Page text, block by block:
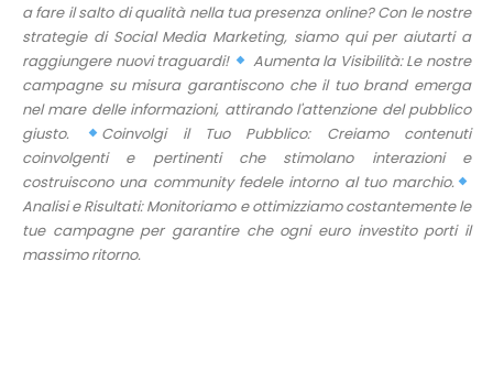
a fare il salto di qualità nella tua presenza online? Con le nostre
strategie di Social Media Marketing, siamo qui per aiutarti a
raggiungere nuovi traguardi!
Aumenta la Visibilità: Le nostre
campagne su misura garantiscono che il tuo brand emerga
nel mare delle informazioni, attirando l'attenzione del pubblico
giusto.
Coinvolgi il Tuo Pubblico: Creiamo contenuti
coinvolgenti e pertinenti che stimolano interazioni e
costruiscono una community fedele intorno al tuo marchio.
Analisi e Risultati: Monitoriamo e ottimizziamo costantemente le
tue campagne per garantire che ogni euro investito porti il
massimo ritorno.